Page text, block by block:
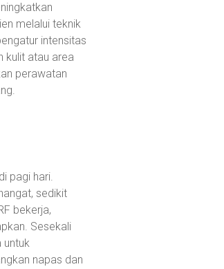
melalui teknik
intensitas
kulit atau area
perawatan
pagi hari.
sedikit
bekerja,
Sesekali
untuk
napas dan